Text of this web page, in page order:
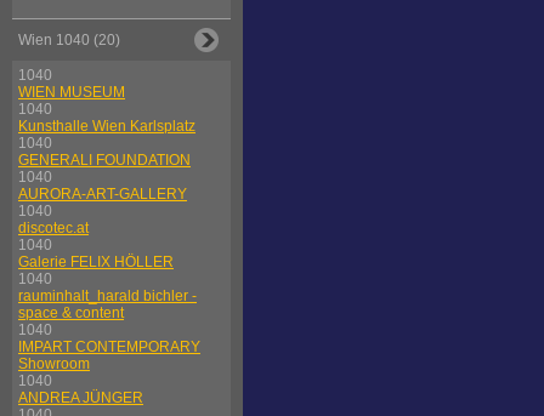
Wien 1040 (20)
1040
WIEN MUSEUM
1040
Kunsthalle Wien Karlsplatz
1040
GENERALI FOUNDATION
1040
AURORA-ART-GALLERY
1040
discotec.at
1040
Galerie FELIX HÖLLER
1040
rauminhalt_harald bichler -
space & content
1040
IMPART CONTEMPORARY
Showroom
1040
ANDREA JÜNGER